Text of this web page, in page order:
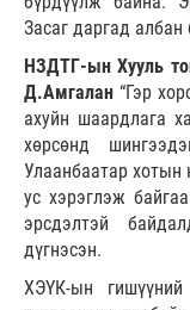
Засаг даргад албан
НЗДТГ-ын Хууль
Д.Амгалан“Гэр
ахуйн шаардлага
хөрсөнд
Улаанбаатар хотын
ус хэрэглэж
эрсдэлтэй
дүгнэсэн.
ХЭҮК-ын